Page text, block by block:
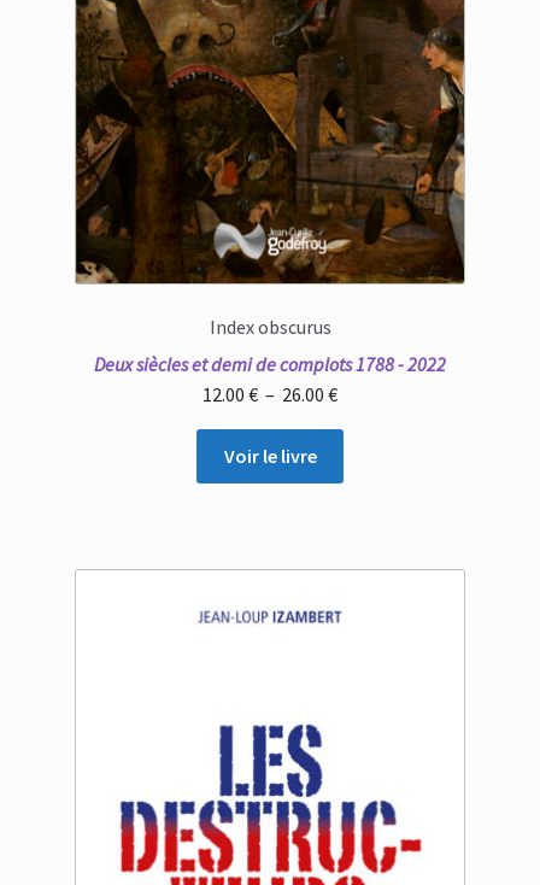
Index obscurus
Deux siècles et demi de complots 1788 - 2022
12.00 € – 26.00 €Plage
12.00 €
Voir le livre